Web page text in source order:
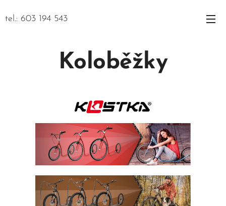
tel.: 603 194 543
Koloběžky